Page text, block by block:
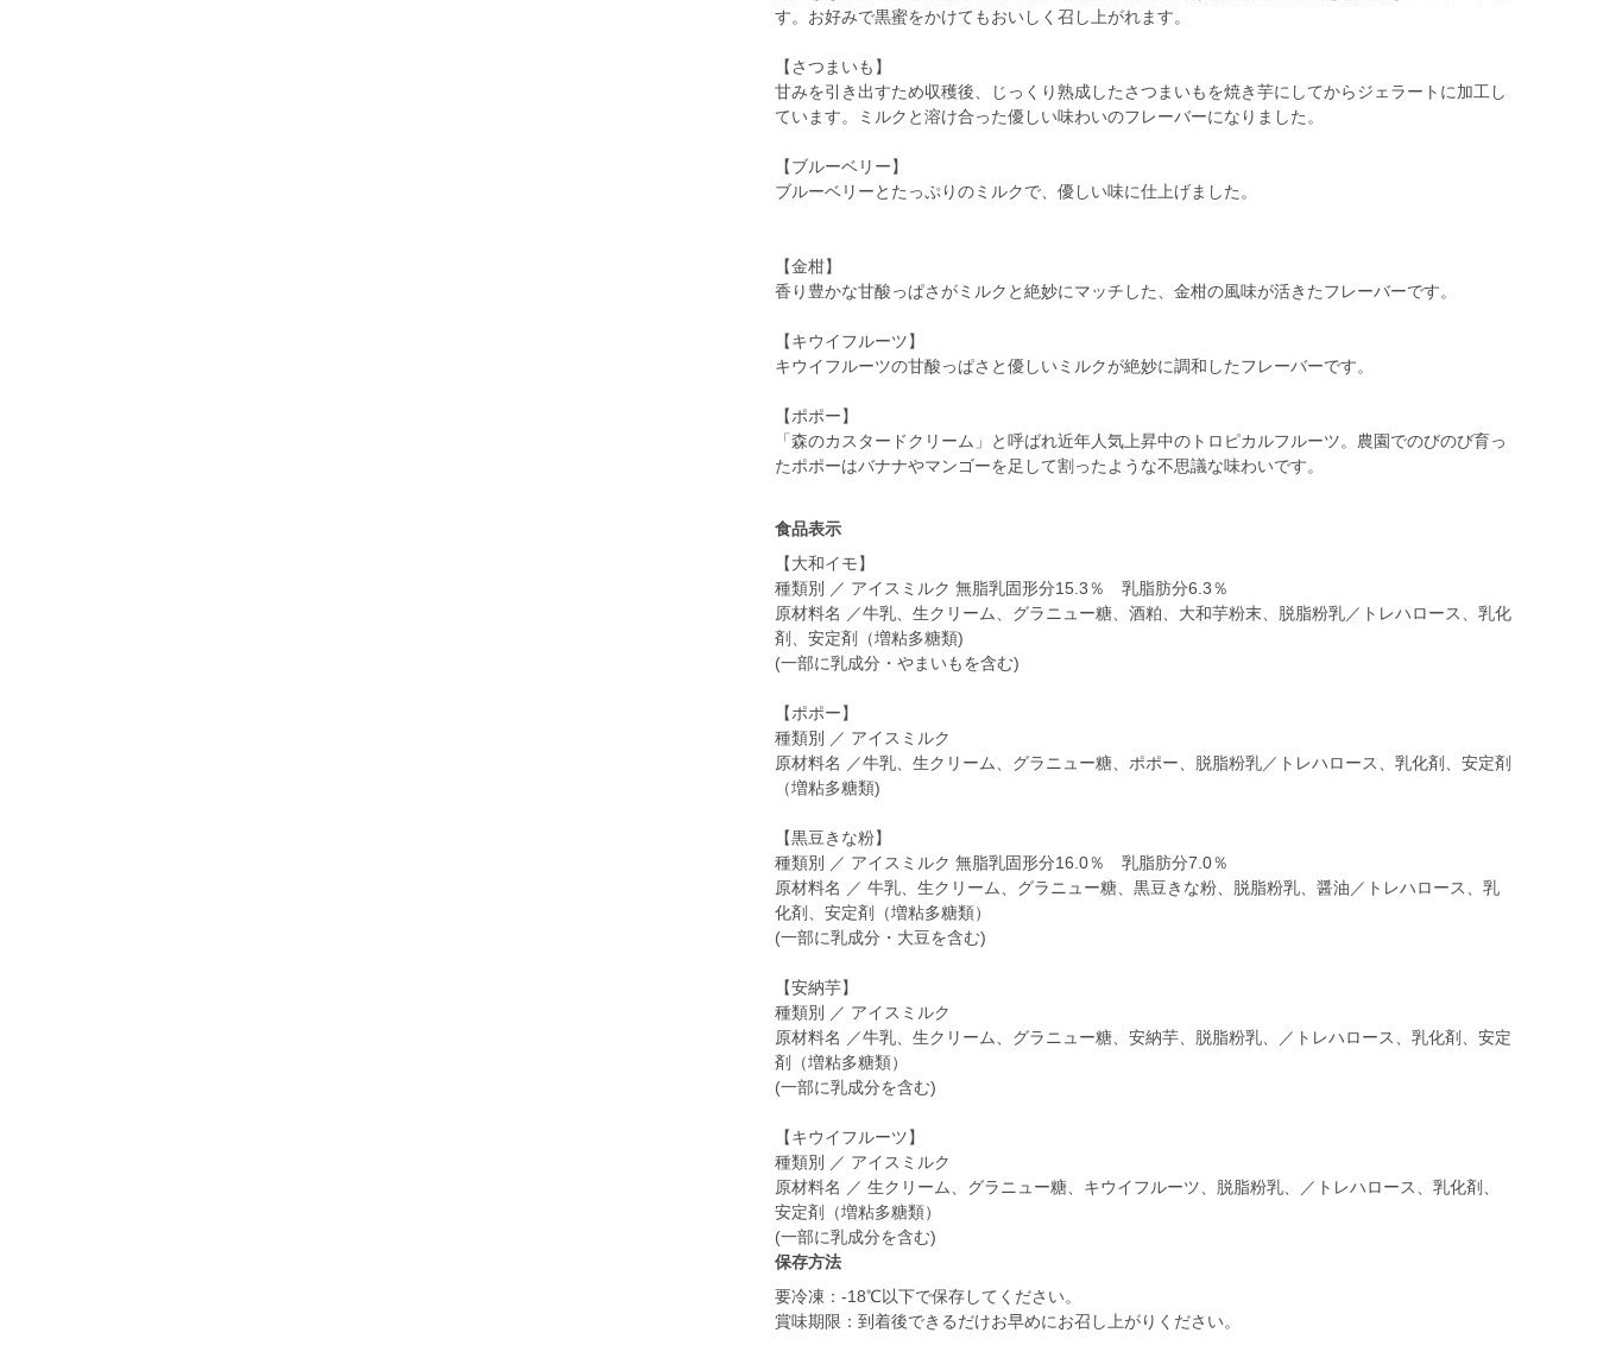
す。お好みで黒蜜をかけてもおいしく召し上がれます。
【さつまいも】
甘みを引き出すため収穫後、じっくり熟成したさつまいもを焼き芋にしてからジェラートに加工し
ています。ミルクと溶け合った優しい味わいのフレーバーになりました。
【ブルーベリー】
ブルーベリーとたっぷりのミルクで、優しい味に仕上げました。
【金柑】
香り豊かな甘酸っぱさがミルクと絶妙にマッチした、金柑の風味が活きたフレーバーです。
【キウイフルーツ】
キウイフルーツの甘酸っぱさと優しいミルクが絶妙に調和したフレーバーです。
【ポポー】
「森のカスタードクリーム」と呼ばれ近年人気上昇中のトロピカルフルーツ。農園でのびのび育っ
たポポーはバナナやマンゴーを足して割ったような不思議な味わいです。
食品表示
【大和イモ】
種類別 ／ アイスミルク 無脂乳固形分15.3％ 乳脂肪分6.3％
原材料名 ／牛乳、生クリーム、グラニュー糖、酒粕、大和芋粉末、脱脂粉乳／トレハロース、乳化
剤、安定剤（増粘多糖類)
(一部に乳成分・やまいもを含む)
【ポポー】
種類別 ／ アイスミルク
原材料名 ／牛乳、生クリーム、グラニュー糖、ポポー、脱脂粉乳／トレハロース、乳化剤、安定剤
（増粘多糖類)
【黒豆きな粉】
種類別 ／ アイスミルク 無脂乳固形分16.0％ 乳脂肪分7.0％
原材料名 ／ 牛乳、生クリーム、グラニュー糖、黒豆きな粉、脱脂粉乳、醤油／トレハロース、乳
化剤、安定剤（増粘多糖類）
(一部に乳成分・大豆を含む)
【安納芋】
種類別 ／ アイスミルク
原材料名 ／牛乳、生クリーム、グラニュー糖、安納芋、脱脂粉乳、／トレハロース、乳化剤、安定
剤（増粘多糖類）
(一部に乳成分を含む)
【キウイフルーツ】
種類別 ／ アイスミルク
原材料名 ／ 生クリーム、グラニュー糖、キウイフルーツ、脱脂粉乳、／トレハロース、乳化剤、
安定剤（増粘多糖類）
保存方法
要冷凍：-18℃以下で保存してください。
賞味期限：到着後できるだけお早めにお召し上がりください。